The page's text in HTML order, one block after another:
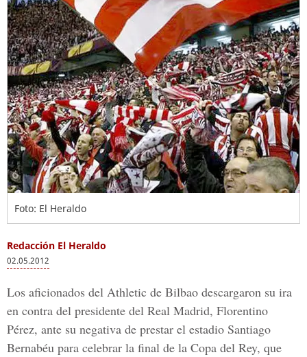
Foto: El Heraldo
Redacción El Heraldo
02.05.2012
Los aficionados del Athletic de Bilbao descargaron su ira
en contra del presidente del Real Madrid, Florentino
Pérez, ante su negativa de prestar el estadio Santiago
Bernabéu para celebrar la final de la Copa del Rey, que